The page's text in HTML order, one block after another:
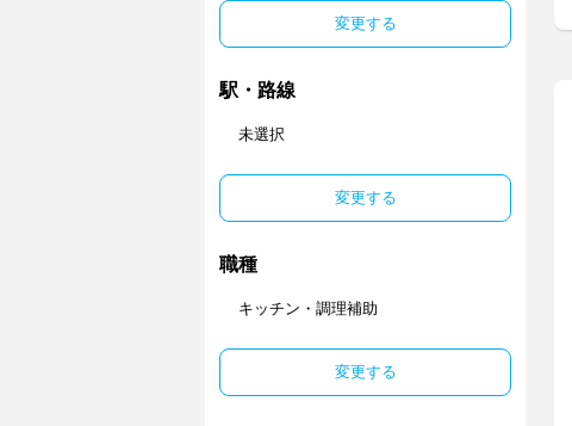
変更する
駅・路線
未選択
変更する
職種
キッチン・調理補助
変更する